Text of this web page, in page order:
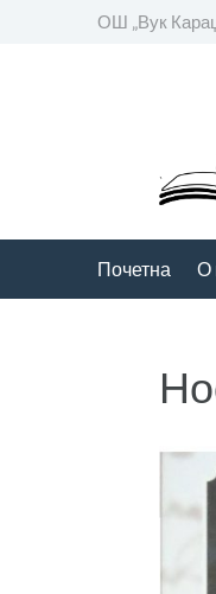
ОШ „Вук
Почетна О